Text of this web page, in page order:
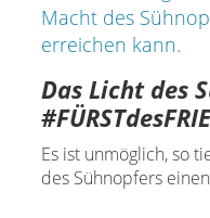
Das Licht des
Es ist unmöglich, so
des Sühnopfers